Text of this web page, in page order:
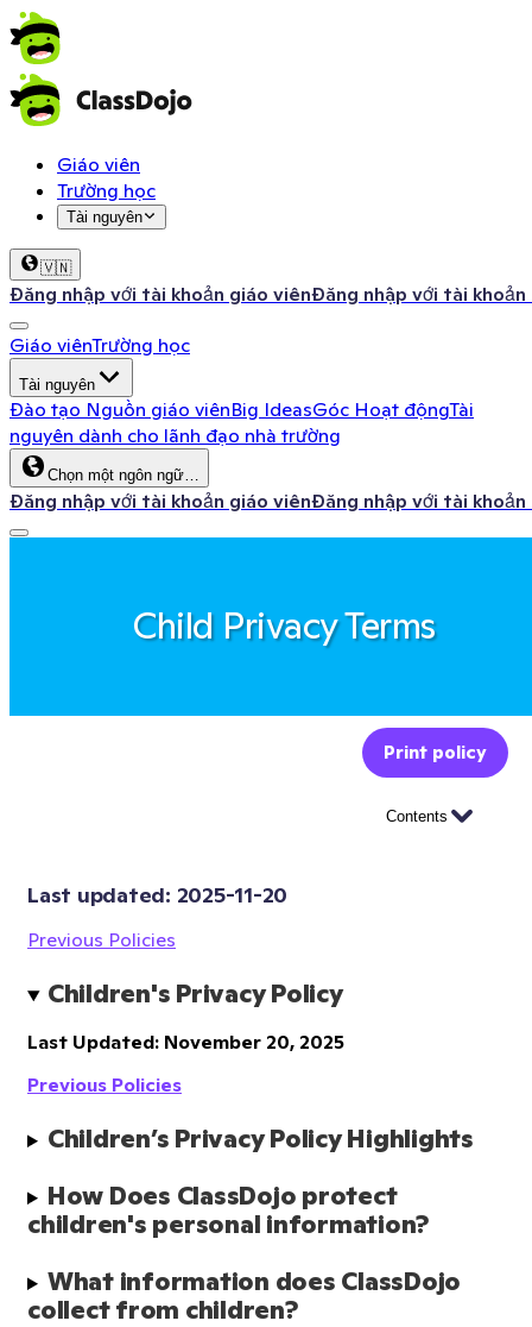
Giáo viên
Trường học
Tài nguyên
🇻🇳
Đăng nhập với tài khoản giáo viênĐăng nhập với tài khoản
Giáo viênTrường học
Tài nguyên
Đào tạo Nguồn giáo viênBig IdeasGóc Hoạt độngTài
nguyên dành cho lãnh đạo nhà trường
Chọn một ngôn ngữ…
Đăng nhập với tài khoản giáo viênĐăng nhập với tài khoản
Child Privacy Terms
Print policy
Contents
Last updated: 2025-11-20
Previous Policies
Children's Privacy Policy
Last Updated: November 20, 2025
Previous Policies
Children’s Privacy Policy Highlights
How Does ClassDojo protect
children's personal information?
What information does ClassDojo
collect from children?